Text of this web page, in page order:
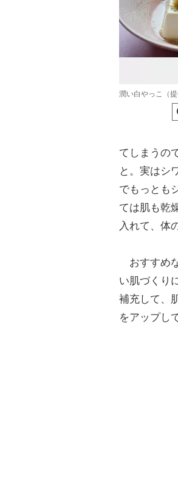
潤い白やっこ（提
てしまうの
と。実はシ
でもっとも
ては肌も乾
入れて、体
おすすめ
い肌づくり
補充して、
をアップし